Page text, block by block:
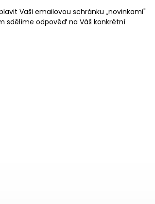
Vaši emailovou schránku „novinkami"
sdělíme odpověď na Váš konkrétní